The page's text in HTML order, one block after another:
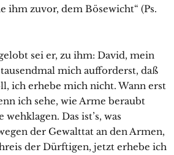
ihm zuvor, dem Bösewicht“ (Ps.
sei er, zu ihm: David, mein
mich aufforderst, daß
ich erhebe mich nicht. Wann erst
ich sehe, wie Arme beraubt
Das ist’s, was
der Gewalttat an den Armen,
der Dürftigen, jetzt erhebe ich